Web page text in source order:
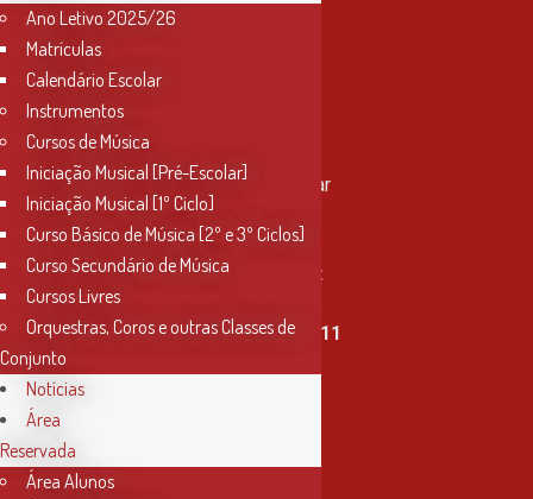
Contactos
Rua Miguel Bombarda, nº 4, 1º andar
2000-080 Santarém
info@conservatoriosantarem.pt
T. (+351) 915 335 478 / 913 890 411
Horário Secretaria
2ª, 3ª, 5ª e 6ª feira
das 9h às 17h30
Ano Letivo 2025/26
Matrículas
Calendário Escolar
Instrumentos
Cursos de Música
Iniciação Musical [Pré-Escolar]
Iniciação Musical [1º Ciclo]
Curso Básico de Música [2º e 3º Ciclos]
Curso Secundário de Música
Cursos Livres
Orquestras, Coros e outras Classes de
Conjunto
Notícias
Área
Reservada
Área Alunos